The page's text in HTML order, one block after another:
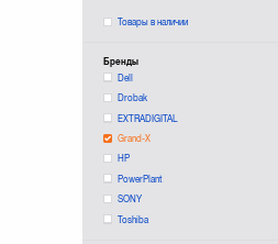
Товары в наличии
Бренды
Dell
Drobak
EXTRADIGITAL
Grand-X
HP
PowerPlant
SONY
Toshiba